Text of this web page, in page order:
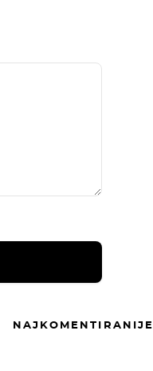
NAJKOMENTIRANIJE